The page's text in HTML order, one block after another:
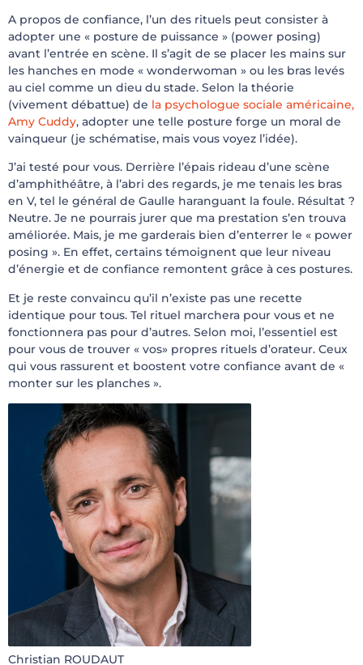
A propos de confiance, l’un des rituels peut consister à
adopter une « posture de puissance » (power posing)
avant l’entrée en scène. Il s’agit de se placer les mains sur
les hanches en mode « wonderwoman » ou les bras levés
au ciel comme un dieu du stade. Selon la théorie
(vivement débattue) de la psychologue sociale américaine,
Amy Cuddy, adopter une telle posture forge un moral de
vainqueur (je schématise, mais vous voyez l’idée).
J’ai testé pour vous. Derrière l’épais rideau d’une scène
d’amphithéâtre, à l’abri des regards, je me tenais les bras
en V, tel le général de Gaulle haranguant la foule. Résultat ?
Neutre. Je ne pourrais jurer que ma prestation s’en trouva
améliorée. Mais, je me garderais bien d’enterrer le « power
posing ». En effet, certains témoignent que leur niveau
d’énergie et de confiance remontent grâce à ces postures.
Et je reste convaincu qu’il n’existe pas une recette
identique pour tous. Tel rituel marchera pour vous et ne
fonctionnera pas pour d’autres. Selon moi, l’essentiel est
pour vous de trouver « vos» propres rituels d’orateur. Ceux
qui vous rassurent et boostent votre confiance avant de «
monter sur les planches ».
Christian ROUDAUT